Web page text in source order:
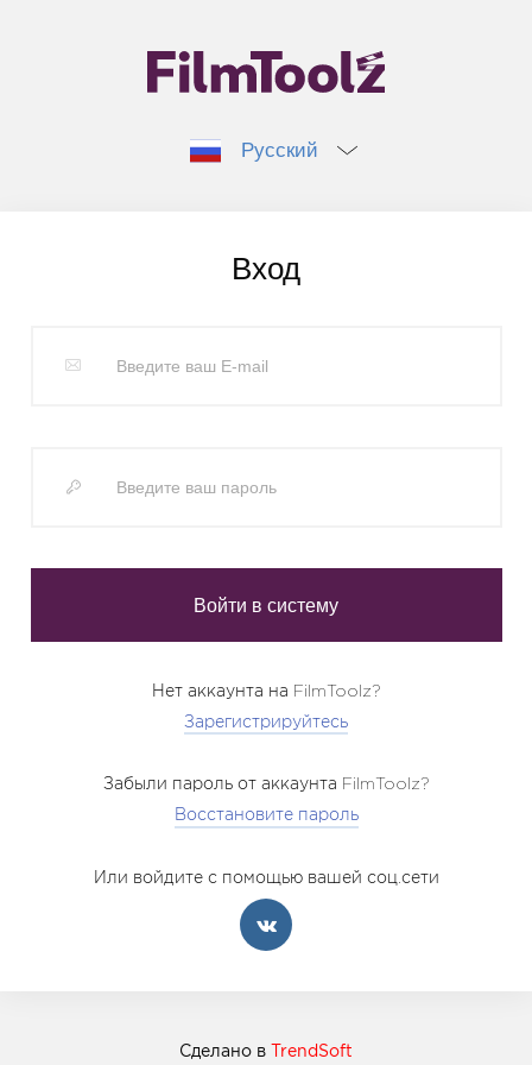
Русский
Вход
Нет аккаунта на FilmToolz?
Зарегистрируйтесь
Забыли пароль от аккаунта FilmToolz?
Восстановите пароль
Или войдите с помощью вашей соц.сети
Сделано в TrendSoft